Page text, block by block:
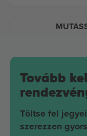
Tovább
Töltse fel
szerezzen